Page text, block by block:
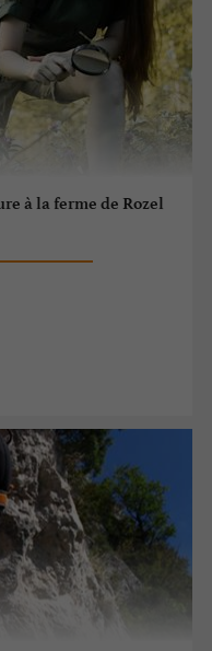
à la ferme de Rozel